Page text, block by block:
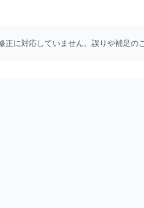
正に対応していません。誤りや補足の